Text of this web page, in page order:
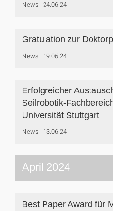
News 24.06.24
Gratulation zur
News 19.06.24
Erfolgreicher
Seilrobotik-
Universität Stuttgart
News 13.06.24
April 2024
Best Paper Award für